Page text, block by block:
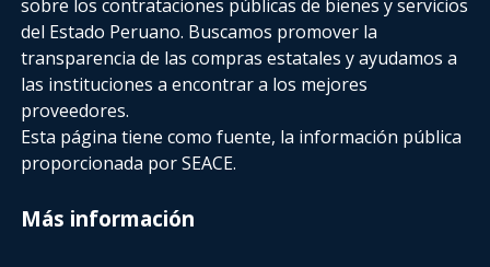
sobre los contrataciones públicas de bienes y servicios
del Estado Peruano. Buscamos promover la
transparencia de las compras estatalesy ayudamos a
las instituciones a encontrar a los mejores
proveedores.
Esta página tiene como fuente, la información pública
proporcionada por SEACE.
Más información